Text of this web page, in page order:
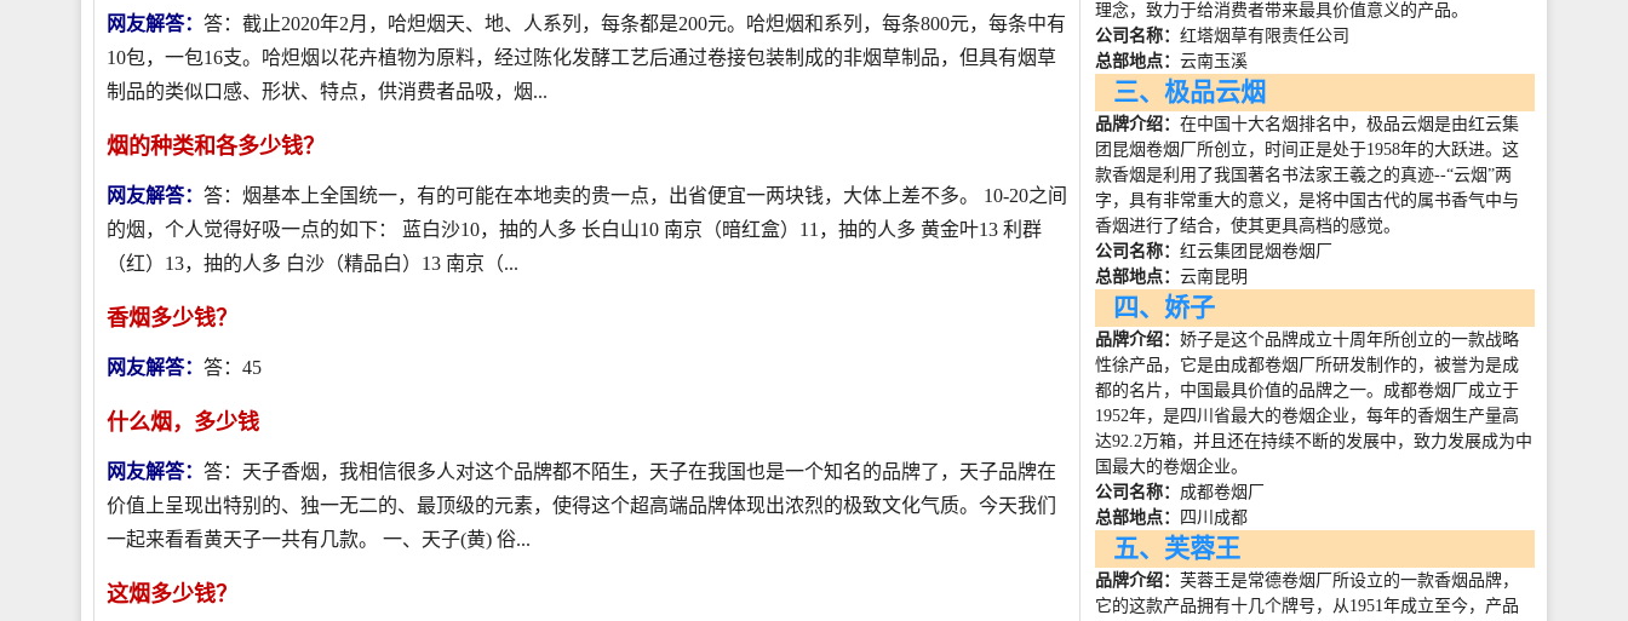
网友解答： 答：截止2020年2月，哈炟烟天、地、人系列，每条都是200元。哈炟烟和系列，每条800元，每条中有
10包，一包16支。哈炟烟以花卉植物为原料，经过陈化发酵工艺后通过卷接包装制成的非烟草制品，但具有烟草
制品的类似口感、形状、特点，供消费者品吸，烟...
烟的种类和各多少钱？
网友解答： 答：烟基本上全国统一，有的可能在本地卖的贵一点，出省便宜一两块钱，大体上差不多。 10-20之间
的烟，个人觉得好吸一点的如下： 蓝白沙10，抽的人多 长白山10 南京（暗红盒）11，抽的人多 黄金叶13 利群
（红）13，抽的人多 白沙（精品白）13 南京（...
香烟多少钱？
网友解答： 答：45
什么烟，多少钱
网友解答： 答：天子香烟，我相信很多人对这个品牌都不陌生，天子在我国也是一个知名的品牌了，天子品牌在
价值上呈现出特别的、独一无二的、最顶级的元素，使得这个超高端品牌体现出浓烈的极致文化气质。今天我们
一起来看看黄天子一共有几款。 一、天子(黄) 俗...
这烟多少钱？
理念，致力于给消费者带来最具价值意义的产品。
公司名称：红塔烟草有限责任公司
总部地点：云南玉溪
三、极品云烟
品牌介绍：在中国十大名烟排名中，极品云烟是由红云集
团昆烟卷烟厂所创立，时间正是处于1958年的大跃进。这
款香烟是利用了我国著名书法家王羲之的真迹--“云烟”两
字，具有非常重大的意义，是将中国古代的属书香气中与
香烟进行了结合，使其更具高档的感觉。
公司名称：红云集团昆烟卷烟厂
总部地点：云南昆明
四、娇子
品牌介绍：娇子是这个品牌成立十周年所创立的一款战略
性徐产品，它是由成都卷烟厂所研发制作的，被誉为是成
都的名片，中国最具价值的品牌之一。成都卷烟厂成立于
1952年，是四川省最大的卷烟企业，每年的香烟生产量高
达92.2万箱，并且还在持续不断的发展中，致力发展成为中
国最大的卷烟企业。
公司名称： 成都卷烟厂
总部地点：
四川成都
五、芙蓉王
品牌介绍：芙蓉王是常德卷烟厂所设立的一款香烟品牌，
它的这款产品拥有十几个牌号，从1951年成立至今，产品